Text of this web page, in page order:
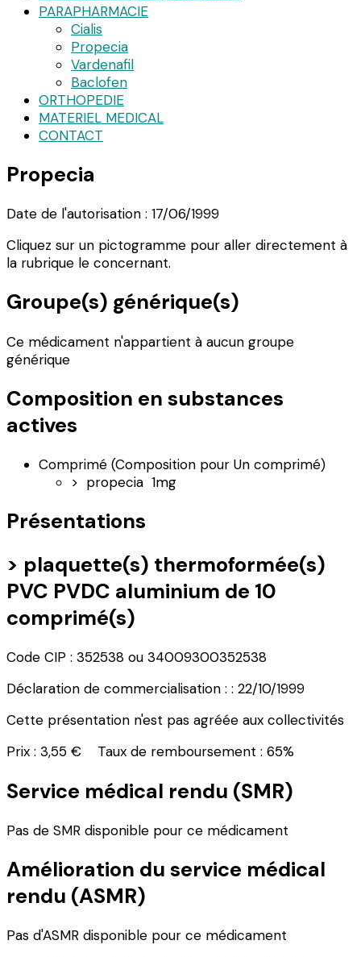
PARAPHARMACIE
Cialis
Propecia
Vardenafil
Baclofen
ORTHOPEDIE
MATERIEL MEDICAL
CONTACT
Propecia
Date de l'autorisation : 17/06/1999
Cliquez sur un pictogramme pour aller directement à
la rubrique le concernant.
Groupe(s) générique(s)
Ce médicament n'appartient à aucun groupe
générique
Composition en substances
actives
Comprimé (Composition pour Un comprimé)
> propecia 1mg
Présentations
> plaquette(s) thermoformée(s)
PVC PVDC aluminium de 10
comprimé(s)
Code CIP : 352538 ou 34009300352538
Déclaration de commercialisation : : 22/10/1999
Cette présentation n'est pas agréée aux collectivités
Prix : 3,55 € Taux de remboursement : 65%
Service médical rendu (SMR)
Pas de SMR disponible pour ce médicament
Amélioration du service médical
rendu (ASMR)
Pas d'ASMR disponible pour ce médicament